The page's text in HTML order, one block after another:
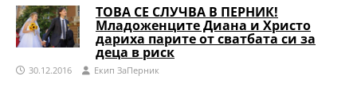
ТОВА СЕ СЛУЧВА В ПЕРНИК!
Младоженците Диана и Христо
дариха парите от сватбата си за
деца в риск
30.12.2016 Eкип ЗаПерник